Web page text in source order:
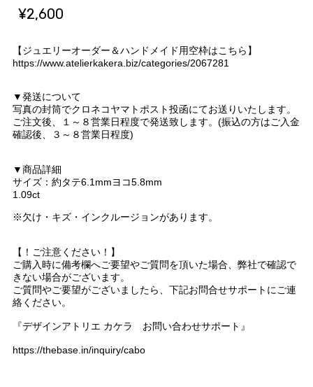
¥2,600
【ジュエリーオーダー＆ハンドメイド用空枠はこちら】
https://www.atelierkakera.biz/categories/2067281
▼発送について
写真の封筒でクロネコヤマトポスト投函にてお送りいたします。
ご注文後、１～８営業日程度で発送致します。(振込の方はご入金
確認後、３～８営業日程度)
▼商品詳細
サイズ：約タテ6.1mmヨコ5.8mm
1.09ct
※欠け・キズ・インクルージョンがあります。
【！ご注意ください！】
ご購入時に備考欄へご要望やご質問を頂いた場合、弊社で確認で
きない場合がございます。
ご質問やご要望がございましたら、下記お問合せサポートにご連
絡ください。
『デザインアトリエ カケラ お問い合わせサポート』
https://thebase.in/inquiry/cabo